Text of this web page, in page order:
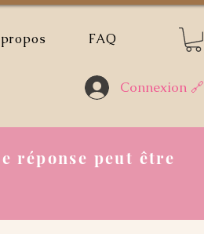
FAQ
Connexion 🔗
réponse peut être